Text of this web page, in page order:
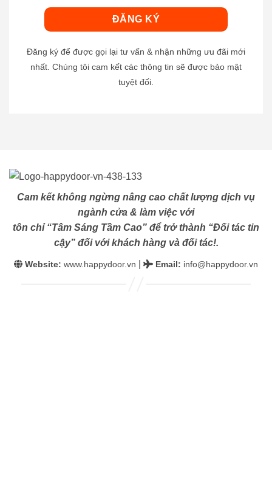
Đăng ký để được gọi lại tư vấn & nhận những ưu đãi mới
nhất. Chúng tôi cam kết các thông tin sẽ được bảo mật
tuyệt đối.
Cam kết không ngừng nâng cao chất lượng dịch vụ
ngành cửa & làm việc với
tôn chỉ “Tâm Sáng Tầm Cao” để trở thành “Đối tác tin
cậy” đối với khách hàng và đối tác!.
Website: www.happydoor.vn Email: info@happydoor.vn